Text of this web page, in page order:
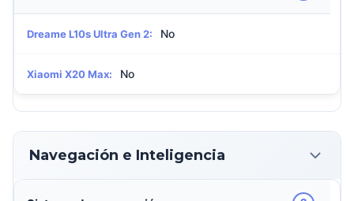
Dreame L10s Ultra Gen 2: No
Xiaomi X20 Max: No
Navegación e Inteligencia